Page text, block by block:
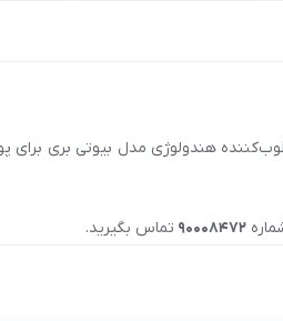
حاوی روغن بادام و جوجوبا مناسب پوست خشک حجم 60 میل هندولوژی:
90008472 تماس بگیرید.